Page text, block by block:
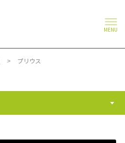
MENU
プリウス